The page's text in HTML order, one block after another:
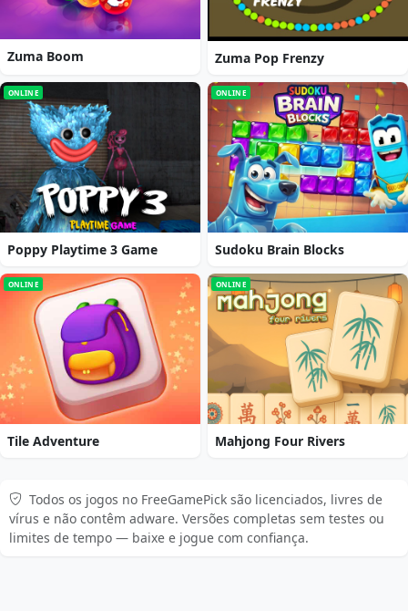
Zuma Boom Zuma Pop Frenzy
ONLINE
Poppy Playtime 3 Game
ONLINE
Sudoku Brain Blocks
ONLINE
Tile Adventure
ONLINE
Mahjong Four Rivers
Todos os jogos no FreeGamePick são licenciados, livres de
vírus e não contêm adware. Versões completas sem testes ou
limites de tempo — baixe e jogue com confiança.